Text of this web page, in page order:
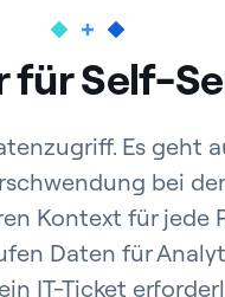
für Self-
Es geht
bei
Kontext für jede
Daten für
IT-Ticket